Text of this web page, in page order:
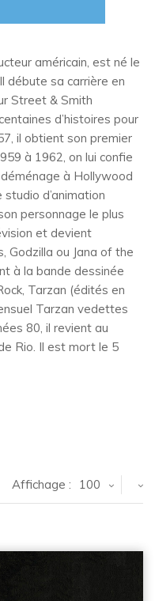
américain, est né le
débute sa carrière en
Street & Smith
d’histoires pour
il obtient son premier
à 1962, on lui confie
à Hollywood
d’animation
personnage le plus
et devient
Godzilla ou Jana of the
à la bande dessinée
Tarzan (édités en
Tarzan vedettes
80, il revient au
Rio. Il est mort le 5
Affichage : 100